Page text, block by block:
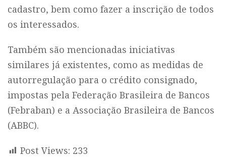
cadastro, bem como fazer a inscrição de todos
os interessados.
Também são mencionadas iniciativas
similares já existentes, como as medidas de
autorregulação para o crédito consignado,
impostas pela Federação Brasileira de Bancos
(Febraban) e a Associação Brasileira de Bancos
(ABBC).
Post Views: 233